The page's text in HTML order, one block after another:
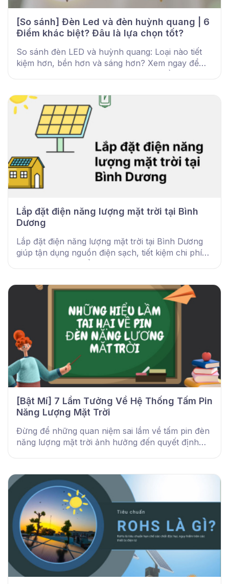
[So sánh] Đèn Led và đèn huỳnh quang | 6
Điểm khác biệt? Đâu là lựa chọn tốt?
So sánh đèn LED và huỳnh quang: Loại nào tiết
kiệm hơn, bền hơn và sáng hơn? Xem ngay để
chọn đúng loại đèn phù hợp với nhu cầu của bạn.
Lắp đặt điện năng lượng mặt trời tại Bình
Dương
Lắp đặt điện năng lượng mặt trời tại Bình Dương
giúp tận dụng nguồn điện sạch, tiết kiệm chi phí
lâu dài, vận hành ổn định và thân thiện với môi
[Bật Mí] 7 Lầm Tưởng Về Hệ Thống Tấm Pin
Năng Lượng Mặt Trời
Đừng để những quan niệm sai lầm về tấm pin đèn
năng lượng mặt trời ảnh hưởng đến quyết định